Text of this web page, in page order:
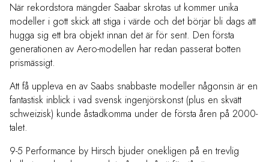
När rekordstora mängder Saabar skrotas ut kommer unika
modeller i gott skick att stiga i värde och det börjar bli dags att
hugga sig ett bra objekt innan det är för sent. Den första
generationen av Aero-modellen har redan passerat botten
prismässigt.
Att få uppleva en av Saabs snabbaste modeller någonsin är en
fantastisk inblick i vad svensk ingenjörskonst (plus en skvätt
schweizisk) kunde åstadkomma under de första åren på 2000-
talet.
9-5 Performance by Hirsch bjuder onekligen på en trevlig